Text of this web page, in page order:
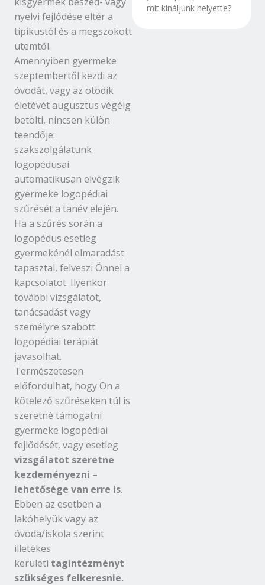
nyelvi fejlődése eltér a
tipikustól és a megszokott
ütemtől.
Amennyiben gyermeke
szeptembertől kezdi az
óvodát, vagy az ötödik
életévét augusztus végéig
betölti, nincsen külön
teendője:
szakszolgálatunk
logopédusai
automatikusan elvégzik
gyermeke logopédiai
szűrését a tanév elején.
Ha a szűrés során a
logopédus esetleg
gyermekénél elmaradást
tapasztal, felveszi Önnel a
kapcsolatot. Ilyenkor
további vizsgálatot,
tanácsadást vagy
személyre szabott
logopédiai terápiát
javasolhat.
Természetesen
előfordulhat, hogy Ön a
kötelező szűréseken túl is
szeretné támogatni
gyermeke logopédiai
fejlődését, vagy esetleg
vizsgálatot szeretne
kezdeményezni –
lehetősége van erre is.
Ebben az esetben a
lakóhelyük vagy az
óvoda/iskola szerint
illetékes
kerületi tagintézményt
szükséges felkeresnie.
mit kínáljunk helyette?